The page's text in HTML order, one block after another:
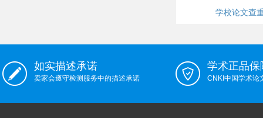
学校论文查
如实描述承诺
卖家会遵守检测服务中的描述承诺
学术正品保
CNKI中国学术论